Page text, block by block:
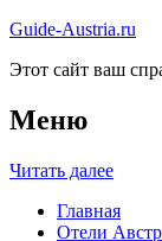
Guide-Austria.ru
Этот сайт ваш
Меню
Читать далее
Главная
Отели